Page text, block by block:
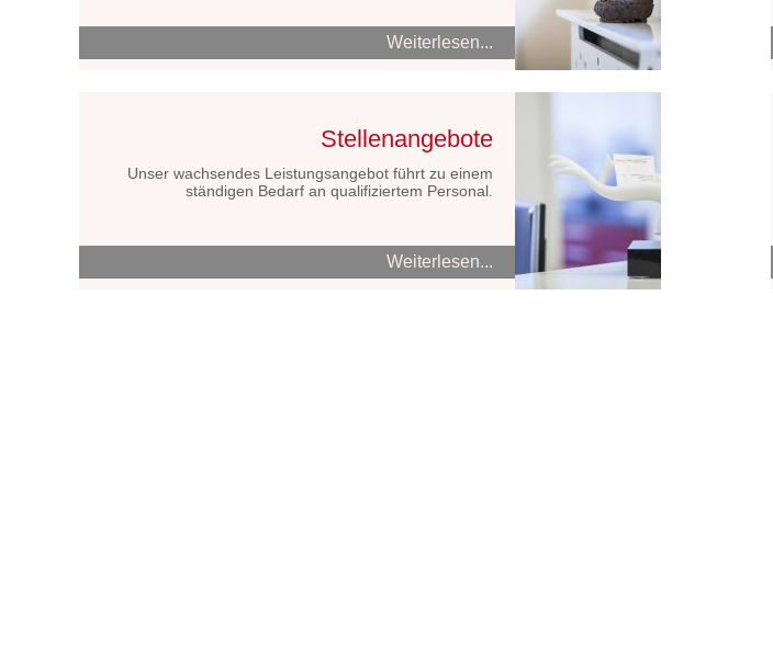
Weiterlesen...
Stellenangebote
Unser wachsendes Leistungsangebot führt zu einem
ständigen Bedarf an qualifiziertem Personal.
Weiterlesen...